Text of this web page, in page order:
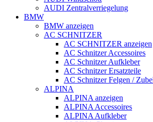
AUDI Zentralverriegelung
BMW
BMW anzeigen
AC SCHNITZER
AC SCHNITZER anzeigen
AC Schnitzer Accessoires
AC Schnitzer Aufkleber
AC Schnitzer Ersatzteile
AC Schnitzer Felgen /
ALPINA
ALPINA anzeigen
ALPINA Accessoires
ALPINA Aufkleber